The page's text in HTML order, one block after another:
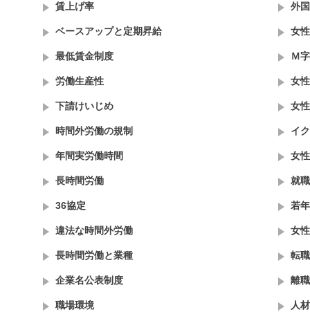
賃上げ率
ベースアップと定期昇給
最低賃金制度
労働生産性
下請けいじめ
時間外労働の規制
年間実労働時間
長時間労働
36協定
違法な時間外労働
長時間労働と業種
企業名公表制度
職場環境
外
女
Ｍ
女
女
イ
女
就
若
女
転
離
人